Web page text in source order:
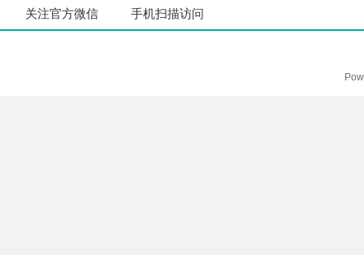
关注官方微信 手机扫描访问